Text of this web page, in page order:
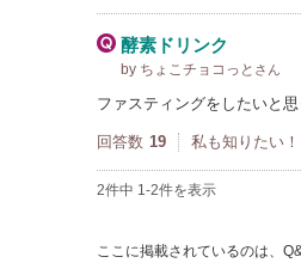
酵素ドリンク
by ちょこチョコっと さん
ファスティングをしたいと
回答数 19 私も知りたい！
2件中 1-2件を表示
ここに掲載されているのは、